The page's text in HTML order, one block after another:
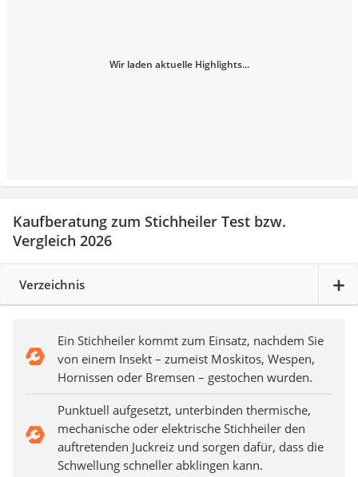
Wir laden aktuelle Highlights...
Kaufberatung zum Stichheiler Test bzw.
Vergleich 2026
Verzeichnis
Ein Stichheiler kommt zum Einsatz, nachdem Sie
von einem Insekt – zumeist Moskitos, Wespen,
Hornissen oder Bremsen – gestochen wurden.
Punktuell aufgesetzt, unterbinden thermische,
mechanische oder elektrische Stichheiler den
auftretenden Juckreiz und sorgen dafür, dass die
Schwellung schneller abklingen kann.